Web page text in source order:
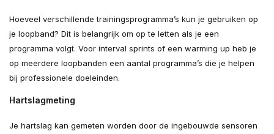
Hoeveel verschillende trainingsprogramma’s kun je gebruiken op
je loopband? Dit is belangrijk om op te letten als je een
programma volgt. Voor interval sprints of een warming up heb je
op meerdere loopbanden een aantal programma’s die je helpen
bij professionele doeleinden.
Hartslagmeting
Je hartslag kan gemeten worden door de ingebouwde sensoren